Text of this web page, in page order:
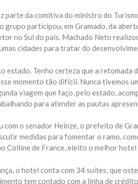
parte da comitiva do ministro do
grupo participou, em Gramado, da
no Sul do país. Machado Neto
cidades para tratar do
estado. Tenho certeza que a retomada
momento tão difícil. Nunca tivemos
viagem que faço, pelo estado,
para atender as pautas
com o senador Heinze, o prefeito de
medidas para fomentar o ramo,
Colline de France, eleito o melhor
o hotel conta com 34 suítes, que
tem contado com a linha de